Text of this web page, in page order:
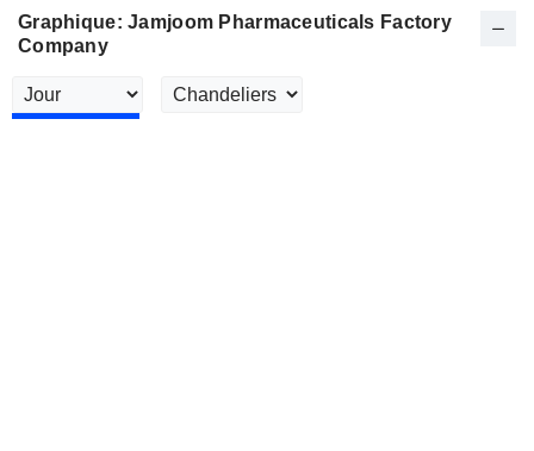
Graphique: Jamjoom Pharmaceuticals Factory
Company